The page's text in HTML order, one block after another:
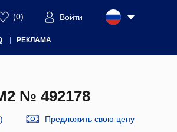
(0) Войти
РЕКЛАМА
№ 492178
Предложить свою цену